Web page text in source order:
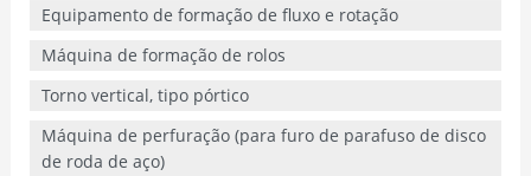
Equipamento de formação de fluxo e rotação
Máquina de formação de rolos
Torno vertical, tipo pórtico
Máquina de perfuração (para furo de parafuso de disco
de roda de aço)